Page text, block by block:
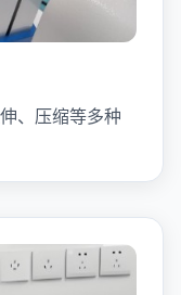
、压缩等多种